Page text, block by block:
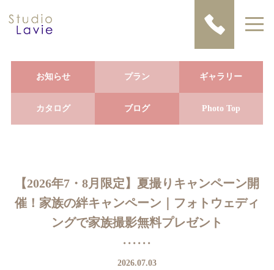
お知らせ プラン ギャラリー
カタログ ブログ Photo Top
【2026年7・8月限定】夏撮りキャンペーン開
催！家族の絆キャンペーン｜フォトウェディ
ングで家族撮影無料プレゼント
2026.07.03